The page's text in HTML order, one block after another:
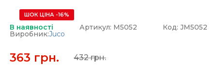
ШОК ЦІНА -16%
В наявності Артикул: М5052 Код: JМ5052
Виробник:Juco
363 грн. 432 грн.